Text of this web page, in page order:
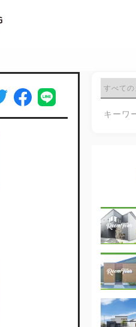
て重視しています。詳
い。